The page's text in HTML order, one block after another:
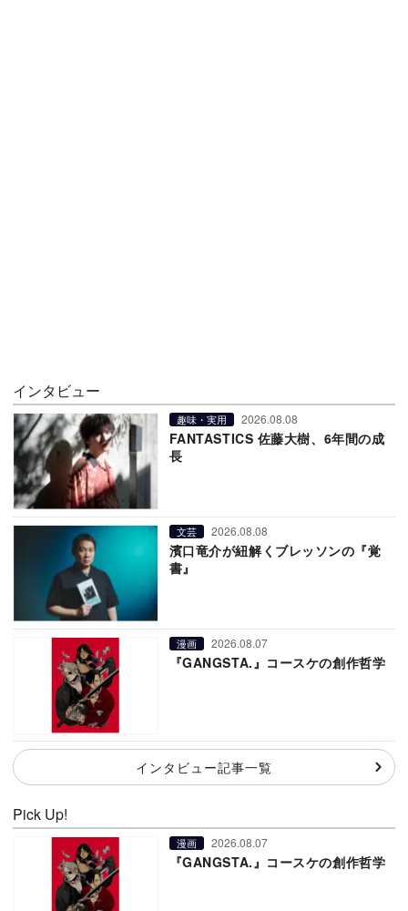
インタビュー
趣味・実用 2026.08.08
FANTASTICS 佐藤大樹、6年間の成
長
文芸 2026.08.08
濱口竜介が紐解くブレッソンの『覚
書』
漫画 2026.08.07
『GANGSTA.』コースケの創作哲学
インタビュー記事一覧
Pick Up!
漫画 2026.08.07
『GANGSTA.』コースケの創作哲学